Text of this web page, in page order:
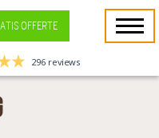
OFFERTE
296 reviews